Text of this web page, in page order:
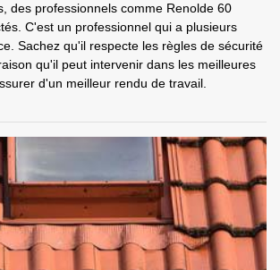
des professionnels comme Renolde 60
C'est un professionnel qui a plusieurs
Sachez qu'il respecte les règles de sécurité
qu'il peut intervenir dans les meilleures
d'un meilleur rendu de travail.